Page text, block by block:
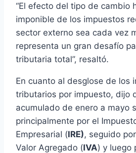
“El efecto del tipo de cambio
imponible de los impuestos
sector externo sea cada vez
representa un gran desafío
tributaria total”, resaltó.
En cuanto al desglose de los
tributarios por impuesto, dijo
acumulado de enero a mayo
principalmente por el
Empresarial (IRE), seguido
Valor Agregado (IVA) y luego